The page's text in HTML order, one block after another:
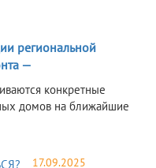
региональной
—
конкретные
домов на ближайшие
17.09.2025